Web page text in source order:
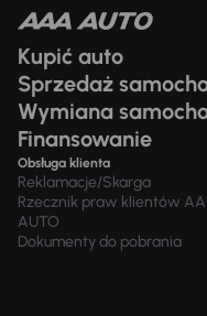
Kupić auto
Sprzedaż
Wymiana
Finansowanie
Obsługa klienta
Reklamacje/Skarga
Rzecznik praw klientów
AUTO
Dokumenty do pobrania